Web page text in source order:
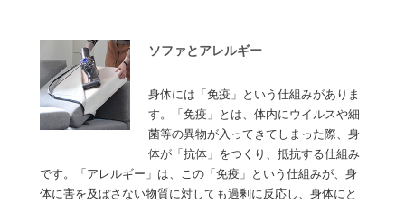
ソファとアレルギー
身体には「免疫」という仕組みがありま
す。「免疫」とは、体内にウイルスや細
菌等の異物が入ってきてしまった際、身
体が「抗体」をつくり、抵抗する仕組み
です。「アレルギー」は、この「免疫」という仕組みが、身
体に害を及ぼさない物質に対しても過剰に反応し、身体にと